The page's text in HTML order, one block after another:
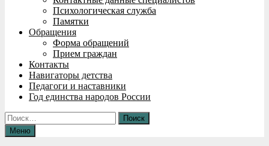
Психологическая служба
Памятки
Обращения
Форма обращений
Прием граждан
Контакты
Навигаторы детства
Педагоги и наставники
Год единства народов России
Найти:
Меню